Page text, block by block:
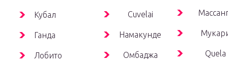
Кубал
Ганда
Лобито
Cuvelai
Намакунде
Омбаджа Quela